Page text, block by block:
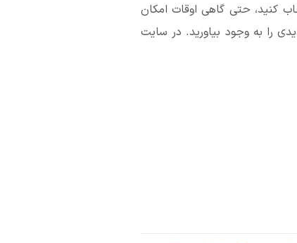
کنید، حتی گاهی اوقات امکان
را به وجود بیاورید. در سایت